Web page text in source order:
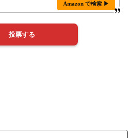
Amazon で検索 ▶